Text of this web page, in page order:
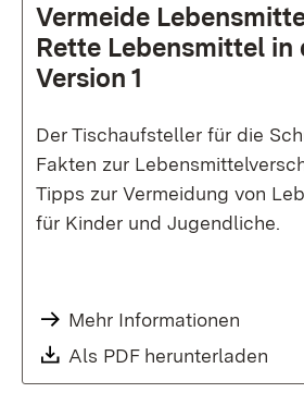
Vermeide
Rette Lebens­mittel in
Version 1
Der Tischaufsteller für die
Fakten zur
Tipps zur Vermeidung von
für Kinder und Jugendliche.
Mehr Informationen
Download:
Als PDF herunterladen